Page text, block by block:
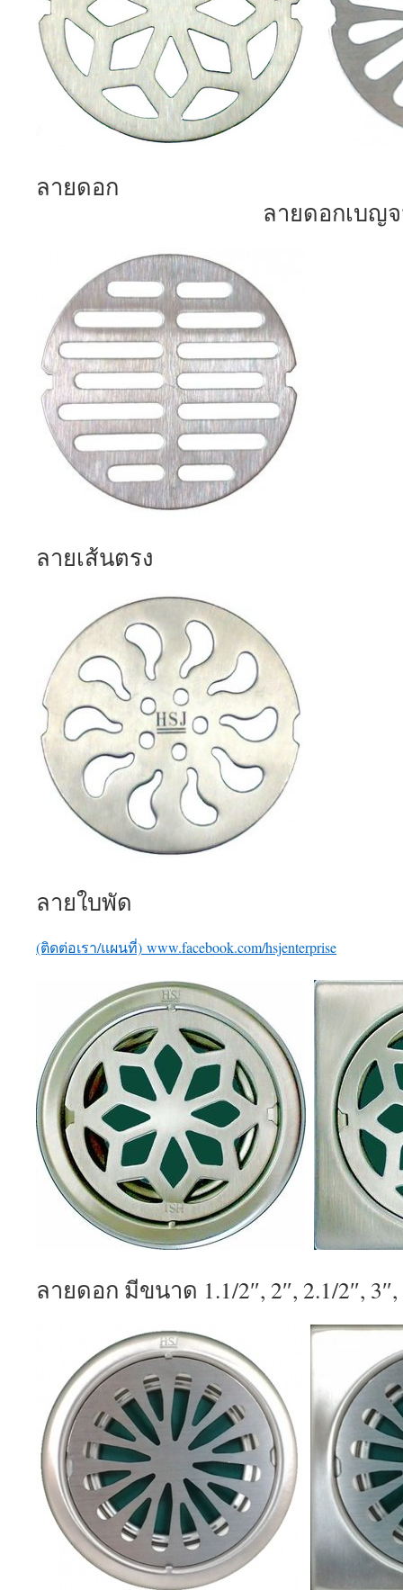
ลายดอก
ลายดอกเบญจม
ลายเส้นตรง
ลายใบพัด
(ติดต่อเรา/แผนที่) www.facebook.com/hsjenterprise
ลายดอก มีขนาด 1.1/2″, 2″, 2.1/2″, 3″,